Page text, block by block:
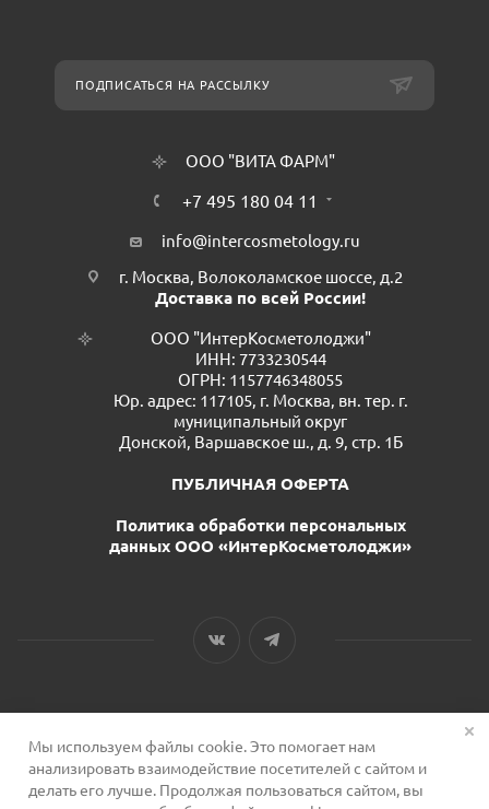
ПОДПИСАТЬСЯ НА РАССЫЛКУ
ООО "ВИТА ФАРМ"
+7 495 180 04 11
info@intercosmetology.ru
г. Москва, Волоколамское шоссе, д.2
Доставка по всей России!
ООО "ИнтерКосметолоджи"
ИНН: 7733230544
ОГРН: 1157746348055
Юр. адрес: 117105, г. Москва, вн. тер. г.
муниципальный округ
Донской, Варшавское ш., д. 9, стр. 1Б
ПУБЛИЧНАЯ ОФЕРТА
Политика обработки персональных
данных ООО «ИнтерКосметолоджи»
2026 © Сервис для косметологов
Мы используем файлы cookie. Это помогает нам
анализировать взаимодействие посетителей с сайтом и
делать его лучше. Продолжая пользоваться сайтом, вы